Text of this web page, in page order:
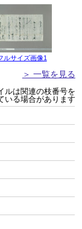
ルサイズ画像1
＞ 一覧を見る
ルは関連の枝番号を
いる場合があります